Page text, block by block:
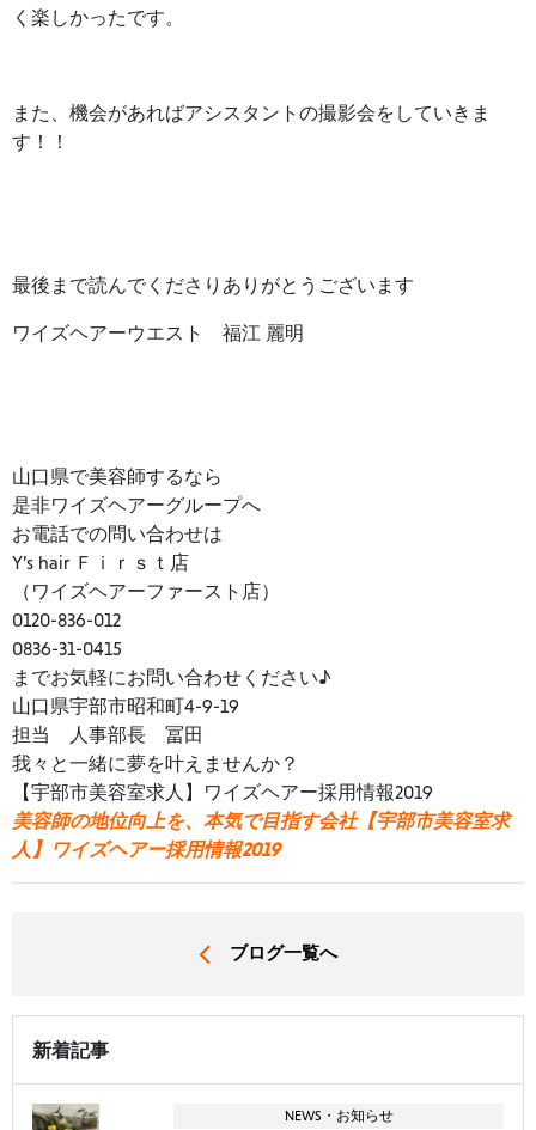
く楽しかったです。
また、機会があればアシスタントの撮影会をしていきま
す！！
最後まで読んでくださりありがとうございます
ワイズヘアーウエスト 福江 麗明
山口県で美容師するなら
是非ワイズヘアーグループへ
お電話での問い合わせは
Y’s hair Ｆｉｒｓｔ店
（ワイズヘアーファースト店）
0120-836-012
0836-31-0415
までお気軽にお問い合わせください♪
山口県宇部市昭和町4-9-19
担当 人事部長 冨田
我々と一緒に夢を叶えませんか？
【宇部市美容室求人】ワイズヘアー採用情報2019
美容師の地位向上を、本気で目指す会社【宇部市美容室求
人】ワイズヘアー採用情報2019
ブログ一覧へ
新着記事
NEWS・お知らせ